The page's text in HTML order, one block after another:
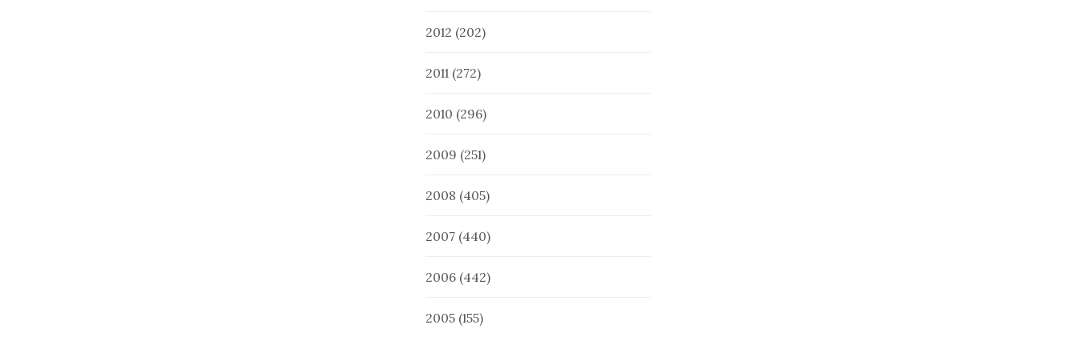
2012 (202)
2011 (272)
2010 (296)
2009 (251)
2008 (405)
2007 (440)
2006 (442)
2005 (155)